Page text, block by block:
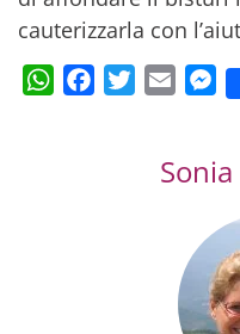
cauterizzarla con
WhatsAppFacebookTwitterEmail